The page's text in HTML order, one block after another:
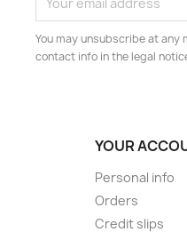
You may unsubscribe at any
contact info in the legal
YOUR
Personal info
Orders
Credit slips